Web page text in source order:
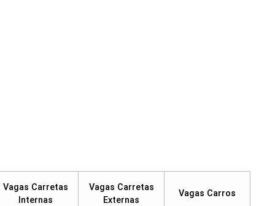
Vagas Carretas
Internas
Vagas Carretas
Externas
Vagas Carros